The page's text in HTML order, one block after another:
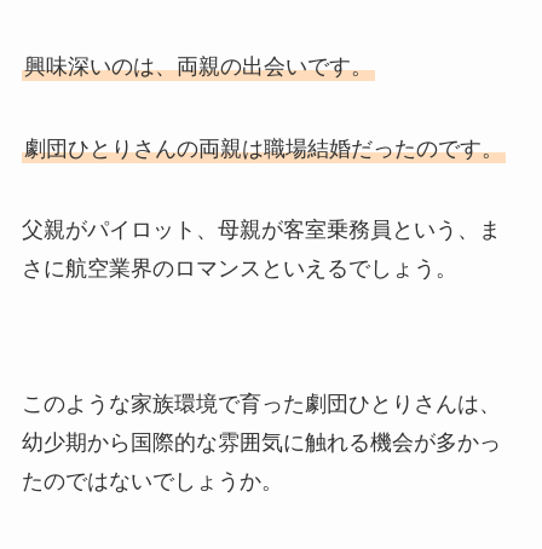
興味深いのは、両親の出会いです。
劇団ひとりさんの両親は職場結婚だったのです。
父親がパイロット、母親が客室乗務員という、ま
さに航空業界のロマンスといえるでしょう。
このような家族環境で育った劇団ひとりさんは、
幼少期から国際的な雰囲気に触れる機会が多かっ
たのではないでしょうか。